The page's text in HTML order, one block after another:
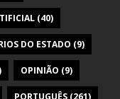
(40)
DO ESTADO (9)
OPINIÃO (9)
PORTUGUÊS (261)